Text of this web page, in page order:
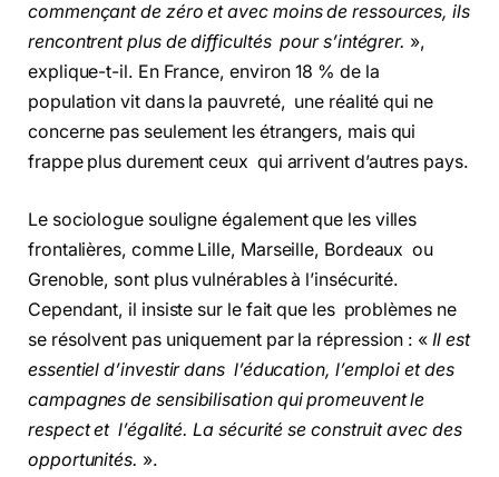
commençant de zéro et avec moins de ressources, ils
rencontrent plus de difficultés pour s’intégrer. »,
explique-t-il. En France, environ 18 % de la
population vit dans la pauvreté, une réalité qui ne
concerne pas seulement les étrangers, mais qui
frappe plus durement ceux qui arrivent d’autres pays.
Le sociologue souligne également que les villes
frontalières, comme Lille, Marseille, Bordeaux ou
Grenoble, sont plus vulnérables à l’insécurité.
Cependant, il insiste sur le fait que les problèmes ne
se résolvent pas uniquement par la répression : « Il est
essentiel d’investir dans l’éducation, l’emploi et des
campagnes de sensibilisation qui promeuvent le
respect et l’égalité. La sécurité se construit avec des
opportunités. ».